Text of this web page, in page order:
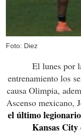
Foto: Diez
El lunes por
entrenamiento los
causa Olimpia,
Ascenso mexicano,
el último
Kansas City